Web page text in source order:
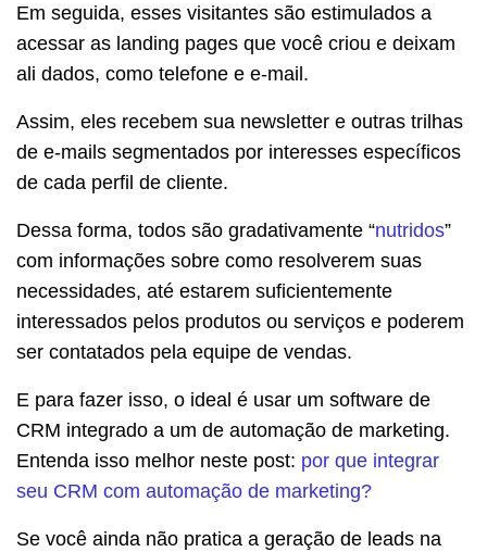
Em seguida, esses visitantes são estimulados a
acessar as landing pages que você criou e deixam
ali dados, como telefone e e-mail.
Assim, eles recebem sua newsletter e outras trilhas
de e-mails segmentados por interesses específicos
de cada perfil de cliente.
Dessa forma, todos são gradativamente “nutridos”
com informações sobre como resolverem suas
necessidades, até estarem suficientemente
interessados pelos produtos ou serviços e poderem
ser contatados pela equipe de vendas.
E para fazer isso, o ideal é usar um software de
CRM integrado a um de automação de marketing.
Entenda isso melhor neste post: por que integrar
seu CRM com automação de marketing?
Se você ainda não pratica a geração de leads na